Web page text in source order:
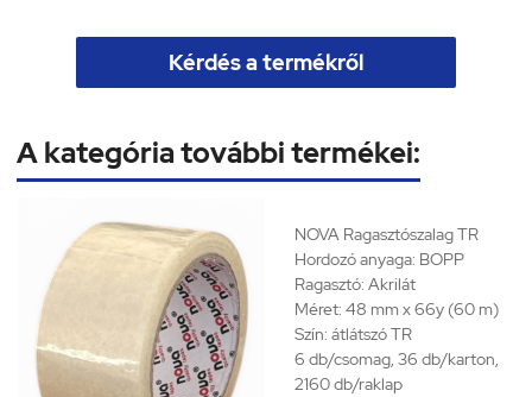
Kérdés a termékről
A kategória további termékei:
NOVA RagasztószalagTR
Hordozó anyaga: BOPP
Ragasztó: Akrilát
Méret: 48 mm x 66y (60 m)
Szín: átlátszó TR
6 db/csomag, 36 db/karton,
2160 db/raklap